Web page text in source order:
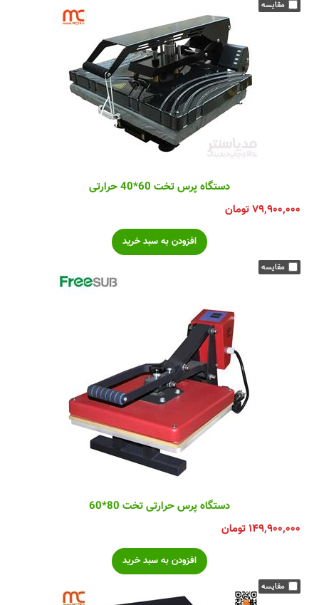
دستگاه پرس تخت 60*40 حرارتی
۷۹,۹۰۰,۰۰۰تومان
دستگاه پرس حرارتی تخت 80*60
۱۴۹,۹۰۰,۰۰۰تومان